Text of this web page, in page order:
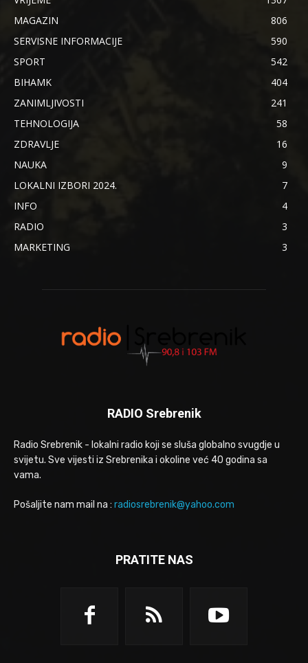
MAGAZIN
806
SERVISNE INFORMACIJE
590
SPORT
542
BIHAMK
404
ZANIMLJIVOSTI
241
TEHNOLOGIJA
58
ZDRAVLJE
16
NAUKA
9
LOKALNI IZBORI 2024.
7
INFO
4
RADIO
3
MARKETING
3
RADIO Srebrenik
Radio Srebrenik - lokalni radio koji se sluša globalno svugdje u
svijetu. Sve vijesti iz Srebrenika i okoline već 40 godina sa
vama.
Pošaljite nam mail na : radiosrebrenik@yahoo.com
PRATITE NAS